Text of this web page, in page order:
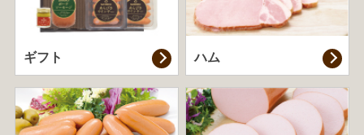
ギフト ハム